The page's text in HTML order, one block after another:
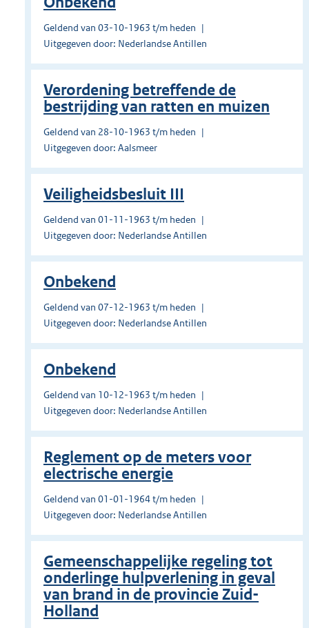
Geldend van 03-10-1963 t/m heden
Uitgegeven door: Nederlandse Antillen
Verordening betreffende de
bestrijding van ratten en muizen
Geldend van 28-10-1963 t/m heden
Uitgegeven door: Aalsmeer
Veiligheidsbesluit III
Geldend van 01-11-1963 t/m heden
Uitgegeven door: Nederlandse Antillen
Onbekend
Geldend van 07-12-1963 t/m heden
Uitgegeven door: Nederlandse Antillen
Onbekend
Geldend van 10-12-1963 t/m heden
Uitgegeven door: Nederlandse Antillen
Reglement op de meters voor
electrische energie
Geldend van 01-01-1964 t/m heden
Uitgegeven door: Nederlandse Antillen
Gemeenschappelijke regeling tot
onderlinge hulpverlening in geval
van brand in de provincie Zuid-
Holland